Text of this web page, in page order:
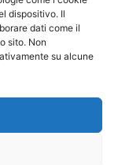
dispositivo. Il
dati come il
sito. Non
su alcune